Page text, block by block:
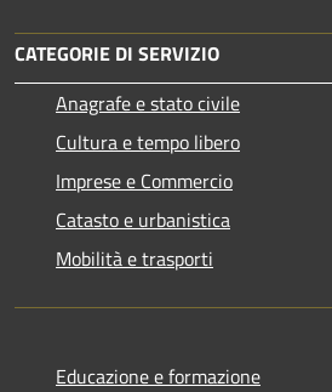
CATEGORIE DI SERVIZIO
Anagrafe e stato civile
Cultura e tempo libero
Imprese e Commercio
Catasto e urbanistica
Mobilità e trasporti
Educazione e formazione